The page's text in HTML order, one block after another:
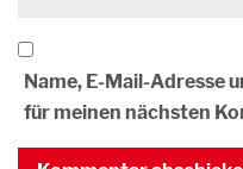
Name, E-Mail-Adresse
für meinen nächsten